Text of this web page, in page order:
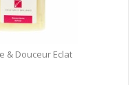
& Douceur Eclat